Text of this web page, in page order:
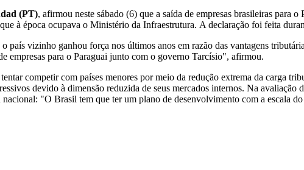
(PT), afirmou neste sábado (6) que a saída de empresas brasileiras para
à época ocupava o Ministério da Infraestrutura. A declaração foi feita
país vizinho ganhou força nos últimos anos em razão das vantagens
para o Paraguai junto com o governo Tarcísio", afirmou.
competir com países menores por meio da redução extrema da carga
devido à dimensão reduzida de seus mercados internos. Na
"O Brasil tem que ter um plano de desenvolvimento com a escala